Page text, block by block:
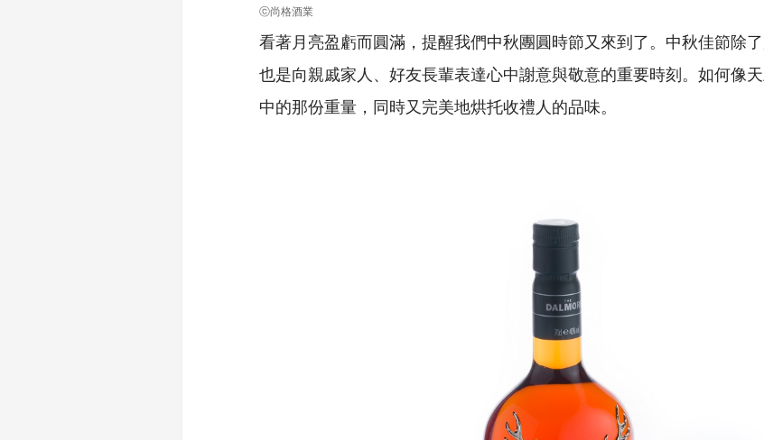
ⓒ尚格酒業
看著月亮盈虧而圓滿，提醒我們中秋團圓時節又來到了。中秋佳節除
也是向親戚家人、好友長輩表達心中謝意與敬意的重要時刻。如何像
中的那份重量，同時又完美地烘托收禮人的品味。